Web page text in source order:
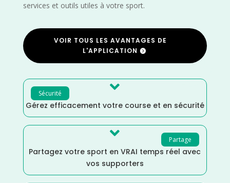
services et outils utiles à votre sport.
VOIR TOUS LES AVANTAGES DE
L'APPLICATION
Sécurité 
Gérez efficacement votre course et en sécurité
Partage

Partagez votre sport en VRAI temps réel avec
vos supporters